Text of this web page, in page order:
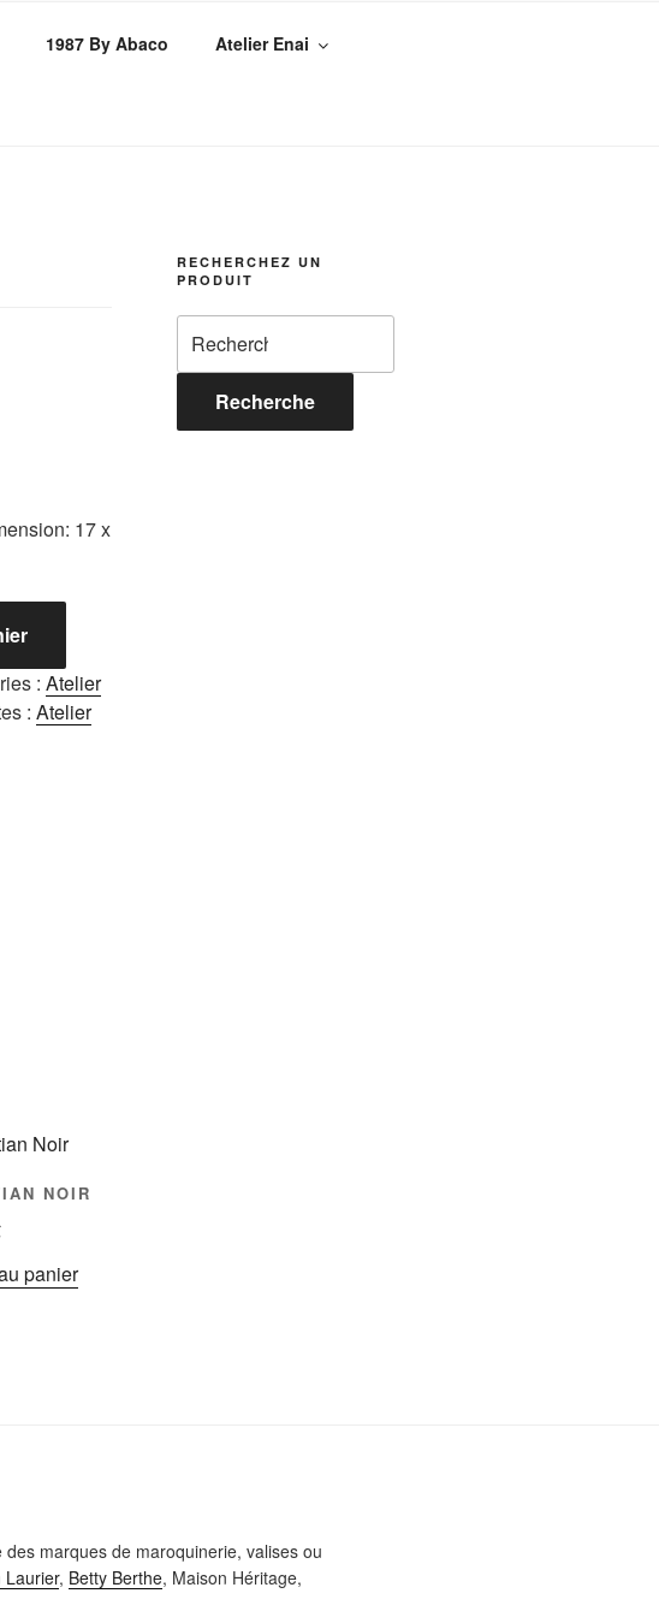
1987 By Abaco Atelier Enai
17 x
: Atelier
: Atelier
NOIR
panier
RECHERCHEZ UN
PRODUIT
pour :
Recherche
marques de maroquinerie, valises ou
Laurier, Betty Berthe, Maison Héritage,